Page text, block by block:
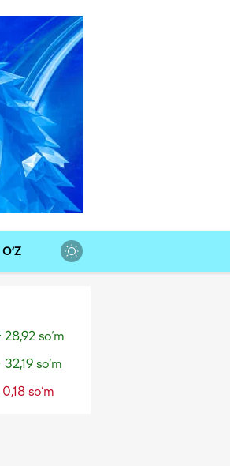
O‘Z
28,92 so‘m
32,19 so‘m
so‘m